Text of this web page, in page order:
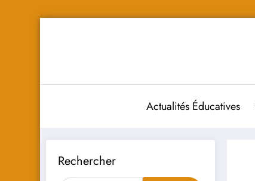
Actualités Éducatives
Rechercher